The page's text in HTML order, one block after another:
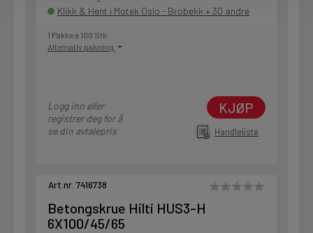
Klikk & Hent i Motek Oslo - Brobekk + 30 andre
1 Pakke a 100 Stk
Alternativ pakning
Logg inn eller
registrer deg for å
se din avtalepris
KJØP
Handleliste
Art.nr. 7416738
Betongskrue Hilti HUS3-H
6X100/45/65